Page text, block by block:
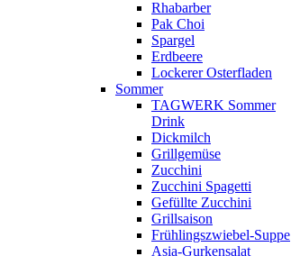
Rhabarber
Pak Choi
Spargel
Erdbeere
Lockerer Osterfladen
Sommer
TAGWERK Sommer
Drink
Dickmilch
Grillgemüse
Zucchini
Zucchini Spagetti
Gefüllte Zucchini
Grillsaison
Frühlingszwiebel-Suppe
Asia-Gurkensalat